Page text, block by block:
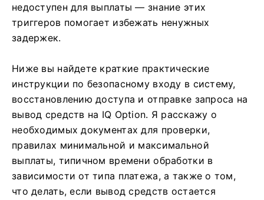
недоступен для выплаты — знание этих
триггеров помогает избежать ненужных
задержек.
Ниже вы найдете краткие практические
инструкции по безопасному входу в систему,
восстановлению доступа и отправке запроса на
вывод средств на IQ Option. Я расскажу о
необходимых документах для проверки,
правилах минимальной и максимальной
выплаты, типичном времени обработки в
зависимости от типа платежа, а также о том,
что делать, если вывод средств остается